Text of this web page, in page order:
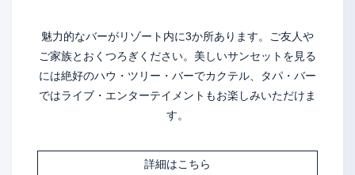
魅力的なバーがリゾート内に3か所あります。ご友人や
ご家族とおくつろぎください。美しいサンセットを見る
には絶好のハウ・ツリー・バーでカクテル、タパ・バー
ではライブ・エンターテイメントもお楽しみいただけま
す。
詳細はこちら